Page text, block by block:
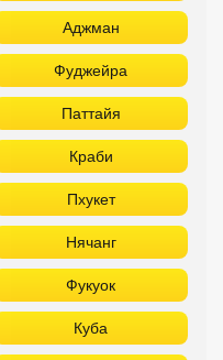
Аджман
Фуджейра
Паттайя
Краби
Пхукет
Нячанг
Фукуок
Куба